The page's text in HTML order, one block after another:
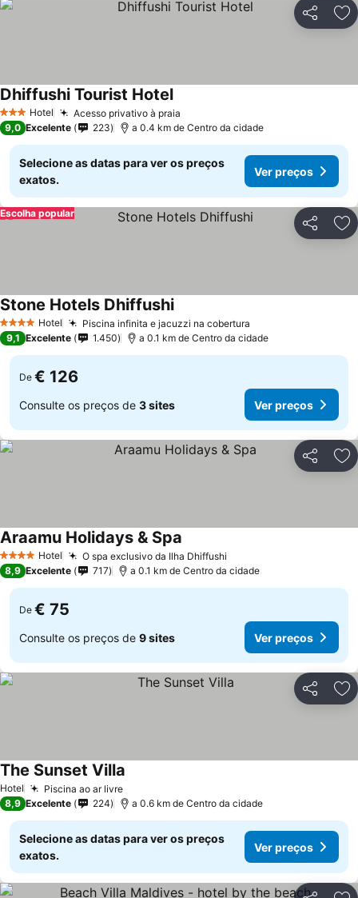
Partilhar
3 EstrelasHotel Acesso privativo à praia
Dhiffushi Tourist HotelVer preços
9,0 Excelente 223 a 0.4 km de Centro da cidade
Selecione as datas para ver os preços
exatos.
Ver preços
Partilhar
Escolha popular
4 EstrelasHotel Piscina infinita e jacuzzi na cobertura
Stone Hotels DhiffushiVer preços
9,1 Excelente 1.450 a 0.1 km de Centro da cidade
De € 126
Consulte os preços de 3 sites Ver preços
Partilhar
4 EstrelasHotel O spa exclusivo da Ilha Dhiffushi
Araamu Holidays & Spa
8,9 Excelente 717 a 0.1 km de Centro da cidade
De € 75
Consulte os preços de 9 sites Ver preços
Partilhar
Hotel Piscina ao ar livreVer preços
The Sunset Villa
8,9 Excelente 224 a 0.6 km de Centro da cidade
Selecione as datas para ver os preços
exatos.
Ver preços